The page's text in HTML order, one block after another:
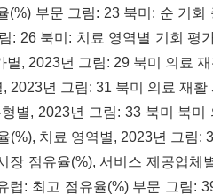
(%) 부문 그림: 23 북미: 순 기회
: 26 북미: 치료 영역별 기회 평
, 2023년 그림: 29 북미 의료
2023년 그림: 31 북미 의료 재활
별, 2023년 그림: 33 북미 북미
(%), 치료 영역별, 2023년 그림:
장 점유율(%), 서비스 제공업체
럽: 최고 점유율(%) 부문 그림: